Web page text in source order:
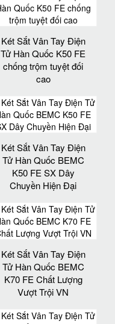
Két Sắt Vân Tay Điện
Tử Hàn Quốc K50 FE
chống trộm tuyệt đối
cao
Két Sắt Vân Tay Điện
Tử Hàn Quốc BEMC
K50 FE SX Dây
Chuyền Hiện Đại
Két Sắt Vân Tay Điện
Tử Hàn Quốc BEMC
K70 FE Chất Lượng
Vượt Trội VN